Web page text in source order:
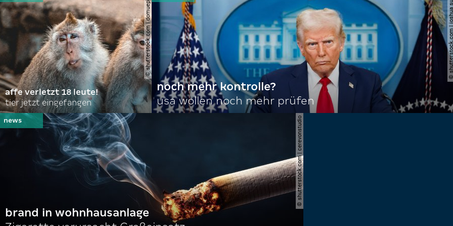
© shutterstock.com | domuephoto
affe verletzt 18 leute!
tier jetzt eingefangen
©
noch mehr kontrolle?
usa wollen noch mehr prüfen
© shutterstock.com | cerevonstudio
brand in wohnhausanlage